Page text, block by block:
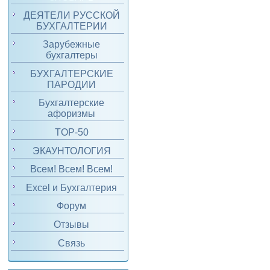
ДЕЯТЕЛИ РУССКОЙ
БУХГАЛТЕРИИ
Зарубежные
бухгалтеры
БУХГАЛТЕРСКИЕ
ПАРОДИИ
Бухгалтерские
афоризмы
TOP-50
ЭКАУНТОЛОГИЯ
Всем! Всем! Всем!
Excel и Бухгалтерия
Форум
Отзывы
Связь